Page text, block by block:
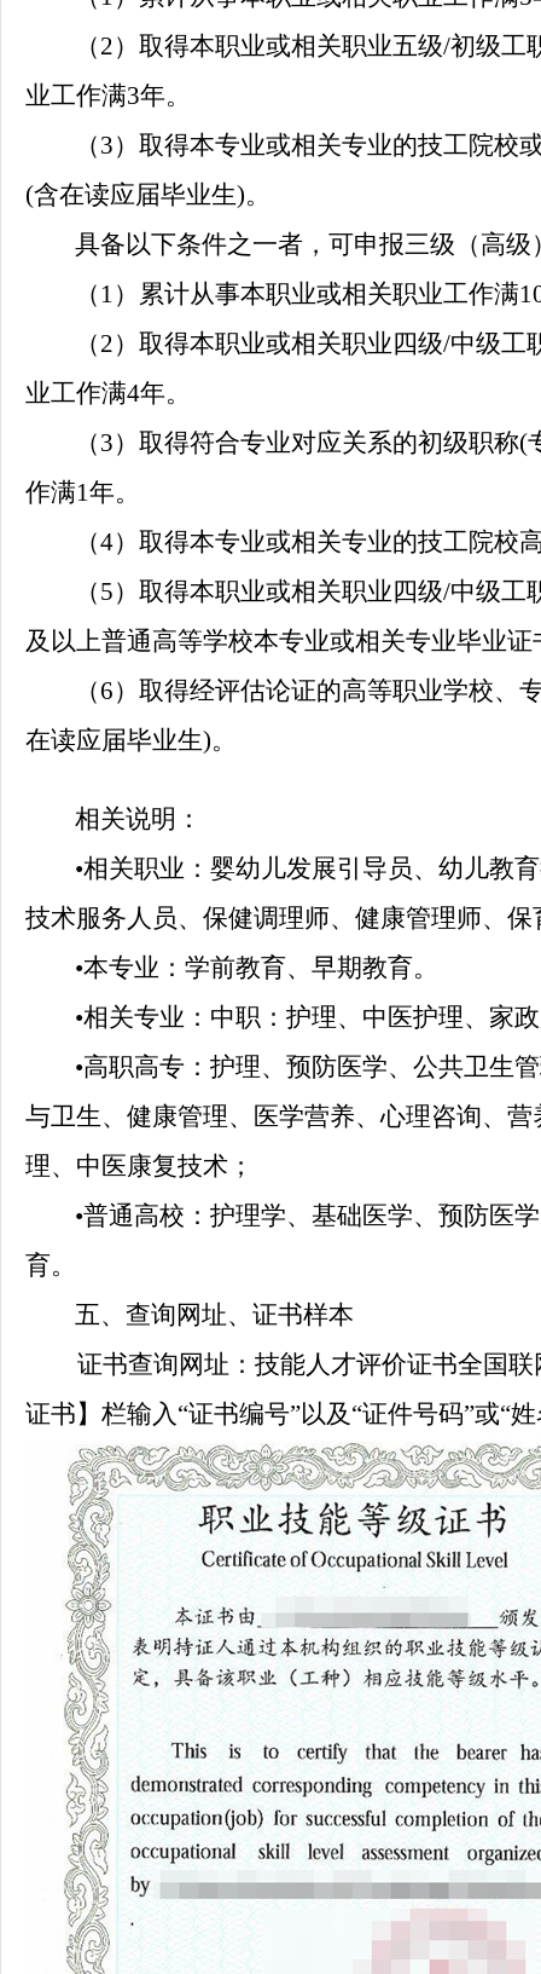
（2）取得本职业或相关职业五级/初级工
业工作满3年。
（3）取得本专业或相关专业的技工院校
(含在读应届毕业生)。
具备以下条件之一者，可申报三级（高级
（ 1） 累计从事本职业或相关职业工作满
（2）取得本职业或相关职业四级/中级工
业工作满4年。
（3）取得符合专业对应关系的初级职称(
作满1年。
（4）取得本专业或相关专业的技工院校
（5）取得本职业或相关职业四级/中级工
及以上普通高等学校本专业或相关专业毕业
（6）取得经评估论证的高等职业学校、
在读应届毕业生)。
相关说明：
•相关职业：婴幼儿发展引导员、幼儿教
技术服务人员、保健调理师、健康管理师、
•本专业：学前教育、早期教育。
•相关专业：中职：护理、中医护理、家
•高职高专：护理、预防医学、公共卫生
与卫生、健康管理、医学营养、心理咨询、
理、中医康复技术；
•普通高校：护理学、基础医学、预防医
育。
五、查询网址、证书样本
证书查询网址： 技能人才评价证书全国联
证书】栏输入“证书编号”以及“证件号码”或“